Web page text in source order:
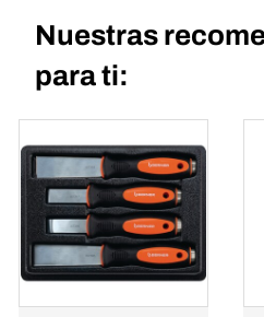
Nuestras
para ti: